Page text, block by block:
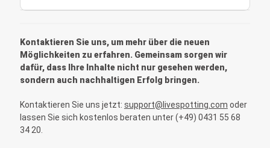
Kontaktieren Sie uns, um mehr über die neuen
Möglichkeiten zu erfahren. Gemeinsam sorgen wir
dafür, dass Ihre Inhalte nicht nur gesehen werden,
sondern auch nachhaltigen Erfolg bringen.
Kontaktieren Sie uns jetzt: support@livespotting.com oder
lassen Sie sich kostenlos beraten unter (+49) 0431 55 68
34 20.